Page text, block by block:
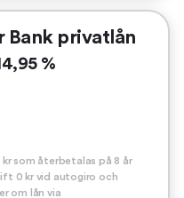
Bank privatlån
%
som återbetalas på 8 år
0 kr vid autogiro och
om lån via